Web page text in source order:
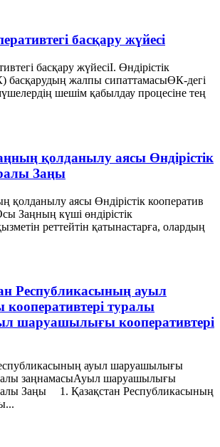
басқару жүйесі
басқару жүйесіI. Өндірістік
басқарудың жалпы сипаттамасыӨК-дегі
шешім қабылдау процесіне тең
қолданылу аясы Өндiрiстiк
Заңы
қолданылу аясы Өндiрiстiк кооператив
Заңның күші өндірістік
реттейтін қатынастарға, олардың
Республикасының ауыл
туралы
шаруашылығы кооперативтері
ауыл шаруашылығы
заңнамасыАуыл шаруашылығы
Заңы 1. Қазақстан Республикасының